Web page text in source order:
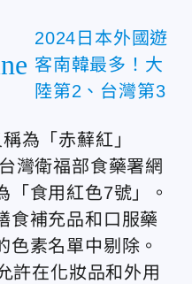
2024日本外國遊
客南韓最多！大
陸第2、台灣第3
為「赤蘚紅」
灣衛福部食藥署網
「食用紅色7號」。
食補充品和口服藥
色素名單中剔除。
許在化妝品和外用